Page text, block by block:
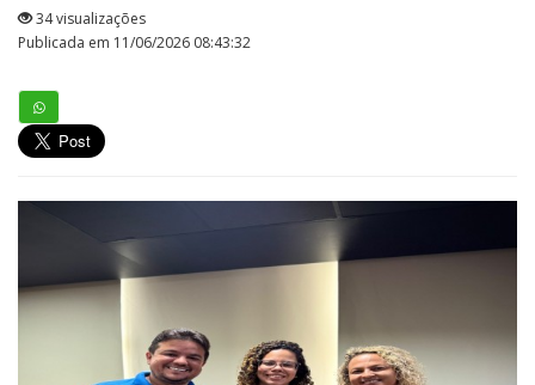
34 visualizações
Publicada em 11/06/2026 08:43:32